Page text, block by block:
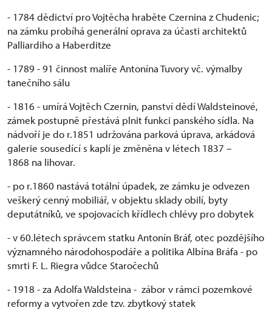
- 1784 dědictví pro Vojtěcha hraběte Czernina z Chudenic;
na zámku probíhá generální oprava za účasti architektů
Palliardiho a Haberditze
- 1789 - 91 činnost malíře Antonína Tuvory vč. výmalby
tanečního sálu
- 1816 - umírá Vojtěch Czernin, panství dědí Waldsteinové,
zámek postupně přestává plnit funkci panského sídla. Na
nádvoří je do r.1851 udržována parková úprava, arkádová
galerie sousedící s kaplí je změněna v létech 1837 –
1868 na lihovar.
- po r.1860 nastává totální úpadek, ze zámku je odvezen
veškerý cenný mobiliář, v objektu sklady obilí, byty
deputátníků, ve spojovacích křídlech chlévy pro dobytek
- v 60.létech správcem statku Antonín Bráf, otec pozdějšího
významného národohospodáře a politika Albína Bráfa - po
smrti F. L. Riegra vůdce Staročechů
- 1918 - za Adolfa Waldsteina - zábor v rámci pozemkové
reformy a vytvořen zde tzv. zbytkový statek